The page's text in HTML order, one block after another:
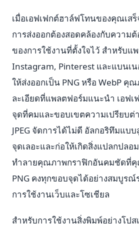
เมื่อเอฟเฟกต์ฮาล์ฟโทนของคุณเ
การส่งออกต้องสอดคล้องกับความ
ของการใช้งานที่ตั้งใจไว้ สำหรับแ
Instagram, Pinterest และแบนเ
ให้ส่งออกเป็น PNG หรือ WebP คุ
ละเอียดที่แพลตฟอร์มแนะนำ เอฟ
จุดที่คมและขอบเขตความเปรียบต่
JPEG จัดการได้ไม่ดี อัลกอริทึมแบ
จุดเลอะและก่อให้เกิดสิ่งแปลกปล
ทำลายคุณภาพกราฟิกอันคมชัดที่
PNG คงทุกขอบจุดได้อย่างสมบูรณ์
การใช้งานเว็บและโซเชียล
สำหรับการใช้งานสิ่งพิมพ์อย่างโปส